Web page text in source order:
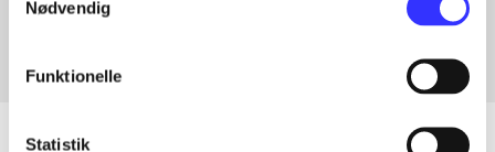
Nødvendig
Funktionelle
Statistik